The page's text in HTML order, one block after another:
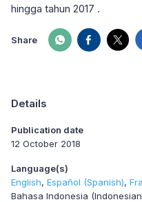
hingga tahun 2017 .
Share
Details
Publication date
12 October 2018
Language(s)
English Español (Spanish)
Bahasa Indonesia